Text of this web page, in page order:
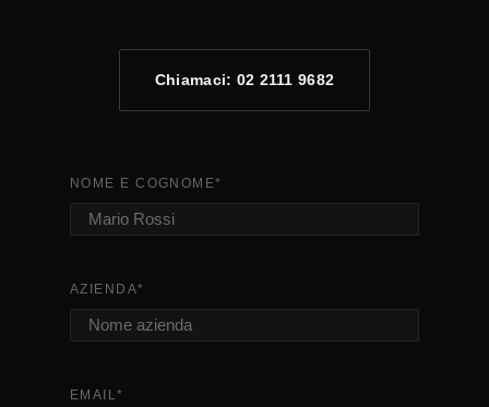
Chiamaci: 02 2111 9682
NOME E COGNOME*
AZIENDA*
EMAIL*